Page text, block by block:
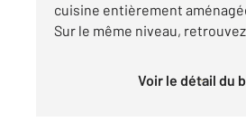
cuisine entièrement
Sur le même niveau,
Voir le détail du